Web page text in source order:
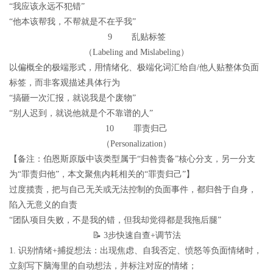
“我应该永远不犯错”
“他本该帮我，不帮就是不在乎我”
9 乱贴标签
（Labeling and Mislabeling）
以偏概全的极端形式，用情绪化、极端化词汇给自/他人贴整体负面
标签，而非客观描述具体行为
“搞砸一次汇报，就说我是个废物”
“别人迟到，就说他就是个不靠谱的人”
10 罪责归己
（Personalization）
【备注：伯恩斯原版中该类型属于“归咎责备”核心分支，另一分支
为“罪责归他”，本文聚焦内耗相关的“罪责归己”】
过度揽责，把与自己无关或无法控制的负面事件，都归咎于自身，
陷入无意义的自责
“团队项目失败，不是我的错，但我却觉得都是我拖后腿”
📝 3步快速自查+调节法
1. 识别情绪+捕捉想法：出现焦虑、自我否定、愤怒等负面情绪时，
立刻写下脑海里的自动想法，并标注对应的情绪；